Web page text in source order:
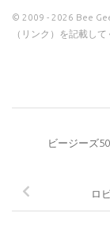
© 2009 - 2026 Bee
（リンク）を記載して
ビージーズ
ロ